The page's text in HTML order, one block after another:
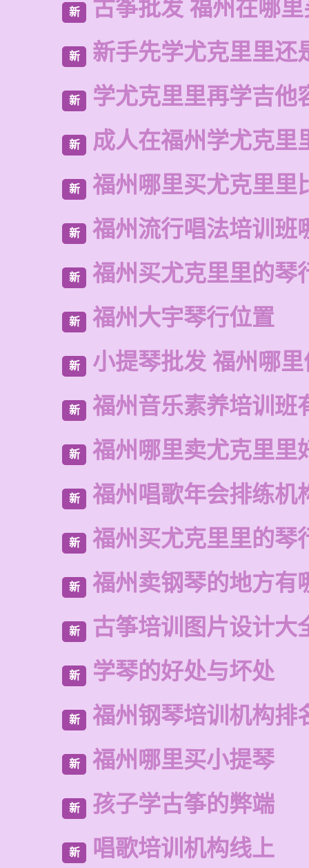
新 古筝批发 福州在哪
新 新手先学尤克里里还
新 学尤克里里再学吉他
新 成人在福州学尤克里
新 福州哪里买尤克里里
新 福州流行唱法培训班
新 福州买尤克里里的琴
新 福州大宇琴行位置
新 小提琴批发 福州哪
新 福州音乐素养培训班
新 福州哪里卖尤克里里
新 福州唱歌年会排练机
新 福州买尤克里里的琴
新 福州卖钢琴的地方有
新 古筝培训图片设计大
新 学琴的好处与坏处
新 福州钢琴培训机构排
新 福州哪里买小提琴
新 孩子学古筝的弊端
新 唱歌培训机构线上